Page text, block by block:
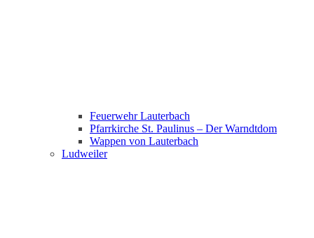
Feuerwehr Lauterbach
Pfarrkirche St. Paulinus – Der Warndtdom
Wappen von Lauterbach
Ludweiler